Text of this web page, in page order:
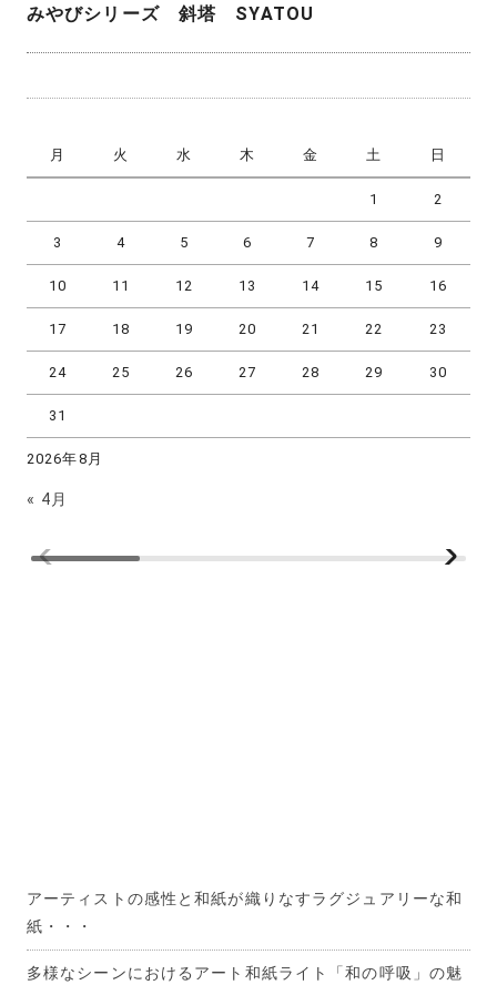
みやびシリーズ 斜塔 SYATOU
2026年8月
月 火 水 木 金 土 日
1 2
3 4 5 6 7 8 9
10 11 12 13 14 15 16
17 18 19 20 21 22 23
24 25 26 27 28 29 30
31
« 4月
アーティストの感性と和紙が織りなすラグジュアリーな和
紙・・・
多様なシーンにおけるアート和紙ライト「和の呼吸」の魅